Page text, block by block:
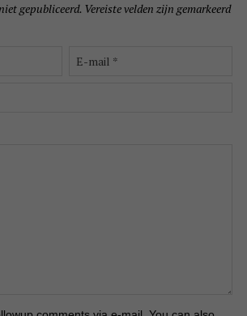
gepubliceerd. Vereiste velden zijn gemarkeerd